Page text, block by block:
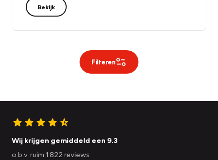
Bekijk
Filteren
Wij krijgen gemiddeld een 9.3
o.b.v. ruim 1.822 reviews